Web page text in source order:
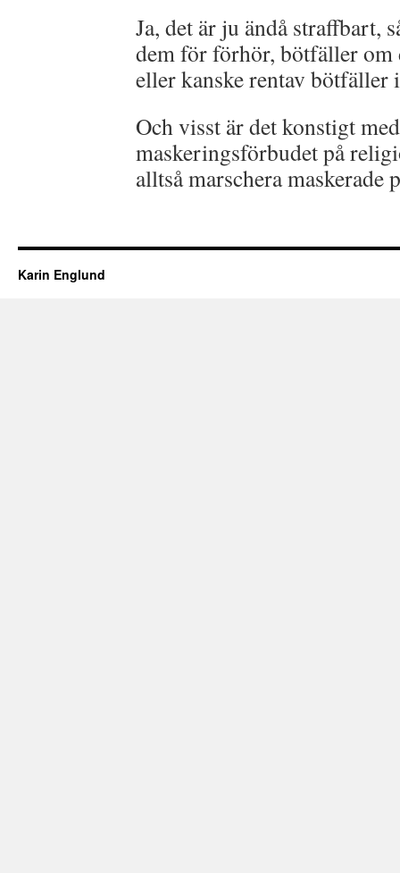
Ja, det är ju ändå straffbart,
dem för förhör, bötfäller om
eller kanske rentav bötfäller
Och visst är det konstigt
maskeringsförbudet på
alltså marschera maskerade
Karin Englund